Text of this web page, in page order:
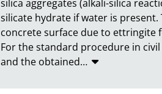
silica aggregates (alkali-silica
silicate hydrate if water is
concrete surface due to ettringite
For the standard procedure in
and the obtained…